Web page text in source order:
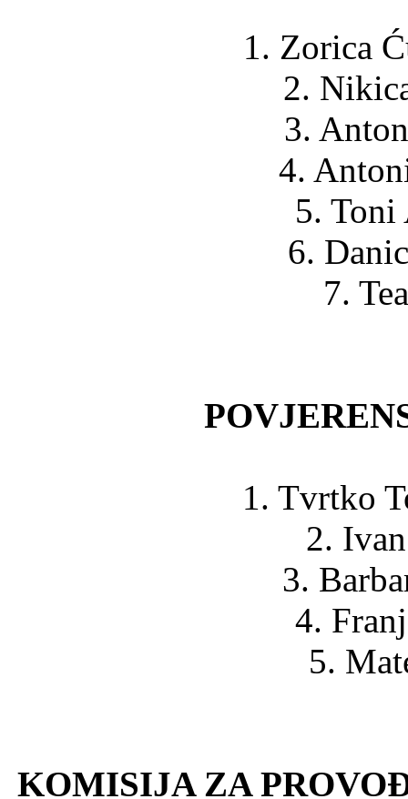
1. Zorica
2.
3.
4.
5.
6.
7.
1. Tvrtko
2.
3.
4.
5.
KOMISIJA ZA